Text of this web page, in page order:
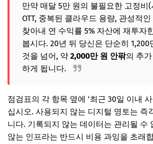
만약 매달 5만 원의 불필요한 고정비
OTT, 중복된 클라우드 용량, 관성적
찾아내 연 수익률 5% 자산에 재투자
봅시다. 20년 뒤 당신은 단순히 1,200
것을 넘어, 약 2,000만 원 안팎의 추
하게 됩니다.
점검표의 각 항목 옆에 '최근 30일 이내
십시오. 사용되지 않는 디지털 영토는 즉
니다. 기록되지 않는 데이터는 관리될 수
않는 인프라는 반드시 비용 과잉을 초래